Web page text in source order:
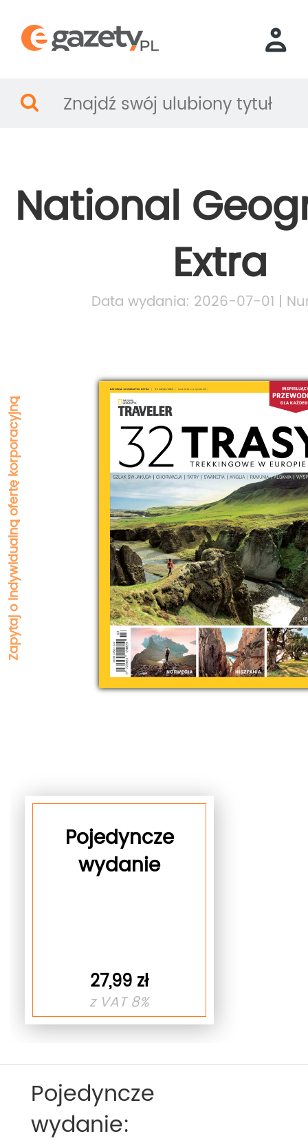
National
Extra
Data wydania: 2026-07-01 |
Zapytaj o indywidualną ofertę korporacyjną
Pojedyncze
wydanie
27,99 zł
z VAT 8%
Pojedyncze
wydanie: